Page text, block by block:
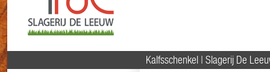
Kalfsschenkel | Slagerij De